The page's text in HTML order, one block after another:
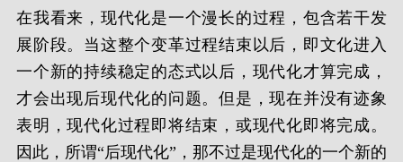
在我看来，现代化是一个漫长的过程，包含若干发
展阶段。当这整个变革过程结束以后，即文化进入
一个新的持续稳定的态式以后，现代化才算完成，
才会出现后现代化的问题。但是，现在并没有迹象
表明，现代化过程即将结束，或现代化即将完成。
因此，所谓“后现代化”，那不过是现代化的一个新的